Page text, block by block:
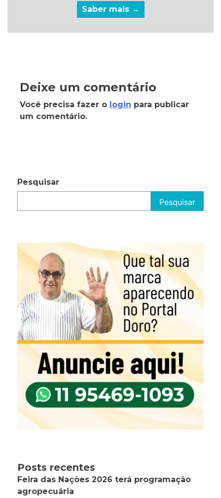
Saber mais →
Deixe um comentário
Você precisa fazer o login para publicar
um comentário.
Pesquisar
Pesquisar
Posts recentes
Feira das Nações 2026 terá programação
agropecuária